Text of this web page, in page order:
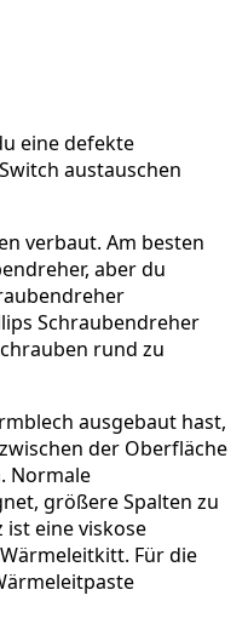
eine defekte
austauschen
verbaut. Am besten
aber du
Schraubendreher
rund zu
ausgebaut hast,
der Oberfläche
Normale
größere Spalten zu
eine viskose
Für die